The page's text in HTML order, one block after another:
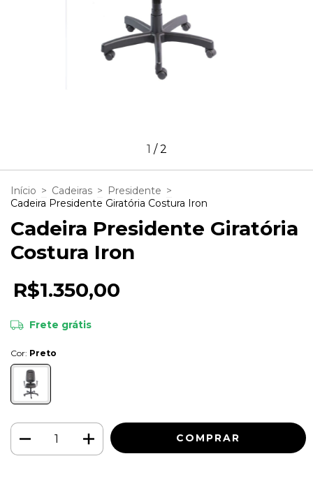
1 /2
Início > Cadeiras > Presidente >
Cadeira Presidente Giratória Costura Iron
Cadeira Presidente Giratória
Costura Iron
R$1.350,00
Frete grátis
Cor: Preto